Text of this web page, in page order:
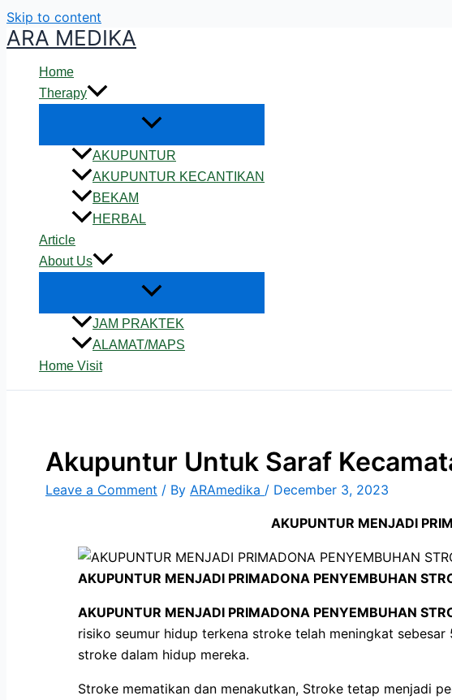
Skip to content
ARA MEDIKA
Home
Therapy
AKUPUNTUR
AKUPUNTUR KECANTIKAN
BEKAM
HERBAL
Article
About Us
JAM PRAKTEK
ALAMAT/MAPS
Home Visit
Akupuntur Untuk Saraf
Leave a Comment / By ARAmedika / December 3, 2023
AKUPUNTUR MENJADI
AKUPUNTUR MENJADI PRIMADONA PENYEMBUHAN
AKUPUNTUR MENJADI PRIMADONA PENYEMBUHAN
risiko seumur hidup terkena stroke telah meningkat
stroke dalam hidup mereka.
Stroke mematikan dan menakutkan, Stroke tetap menjadi